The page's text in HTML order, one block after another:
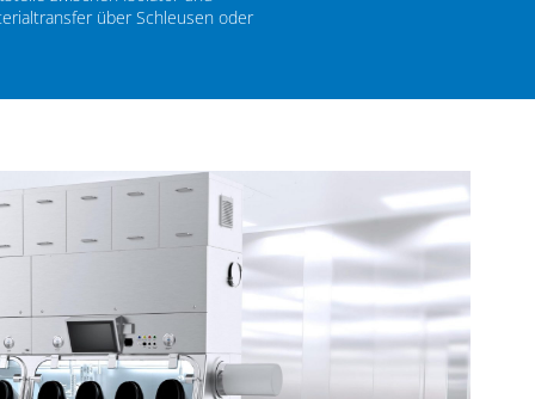
über Schleusen oder